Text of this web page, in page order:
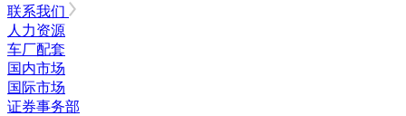
联系我们
人力资源
车厂配套
国内市场
国际市场
证券事务部